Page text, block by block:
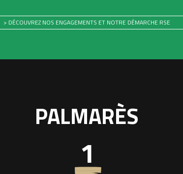
> DÉCOUVREZ NOS ENGAGEMENTS ET NOTRE DÉMARCHE RSE
PALMARÈS
1